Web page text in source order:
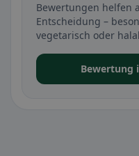
Bewertungen helfen
Entscheidung –
vegetarisch oder
Bewertung